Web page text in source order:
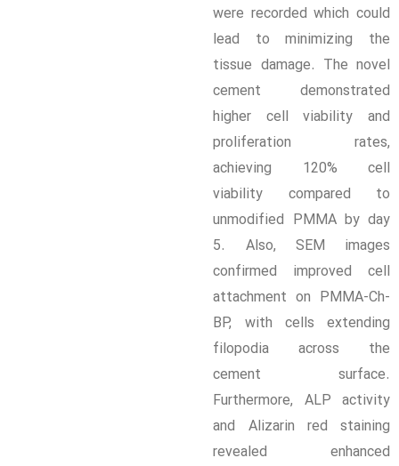
were recorded which could
lead to minimizing the
tissue damage. The novel
cement demonstrated
higher cell viability and
proliferation rates,
achieving 120% cell
viability compared to
unmodified PMMA by day
5. Also, SEM images
confirmed improved cell
attachment on PMMA-Ch-
BP, with cells extending
filopodia across the
cement surface.
Furthermore, ALP activity
and Alizarin red staining
revealed enhanced